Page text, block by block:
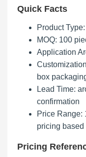
Quick Facts
Product
MOQ: 100
Application
box
Lead Time:
confirmation
Price Range:
pricing
Pricing